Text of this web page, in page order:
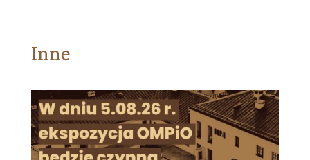
Inne